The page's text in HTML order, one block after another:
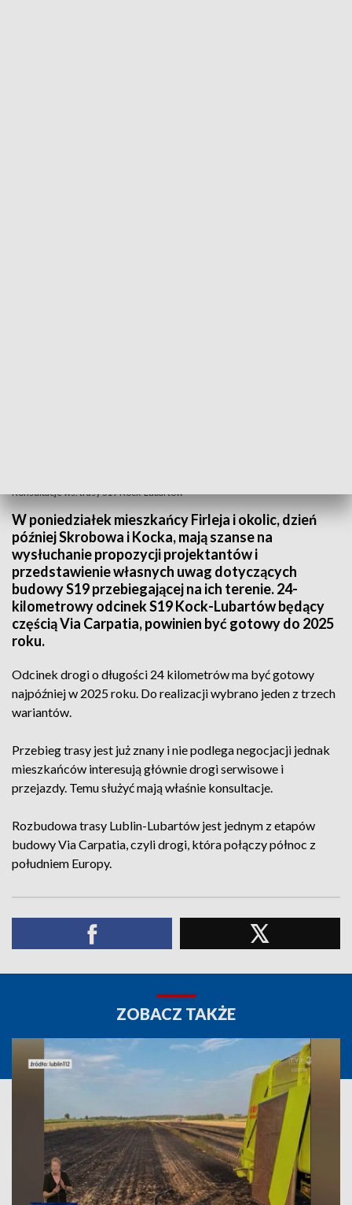
Konsultacje ws. trasy S19 Kock-Lubartów
W poniedziałek mieszkańcy Firleja i okolic, dzień
później Skrobowa i Kocka, mają szanse na
wysłuchanie propozycji projektantów i
przedstawienie własnych uwag dotyczących
budowy S19 przebiegającej na ich terenie. 24-
kilometrowy odcinek S19 Kock-Lubartów będący
częścią Via Carpatia, powinien być gotowy do 2025
roku.
Odcinek drogi o długości 24 kilometrów ma być gotowy
najpóźniej w 2025 roku. Do realizacji wybrano jeden z trzech
wariantów.
Przebieg trasy jest już znany i nie podlega negocjacji jednak
mieszkańców interesują głównie drogi serwisowe i
przejazdy. Temu służyć mają właśnie konsultacje.
Rozbudowa trasy Lublin-Lubartów jest jednym z etapów
budowy Via Carpatia, czyli drogi, która połączy północ z
południem Europy.
ZOBACZ TAKŻE